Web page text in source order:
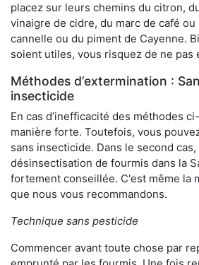
placez sur leurs chemins du citron,
vinaigre de cidre, du marc de café
cannelle ou du piment de Cayenne.
soient utiles, vous risquez de ne pas
Méthodes d’extermination :
insecticide
En cas d’inefficacité des méthodes
manière forte. Toutefois, vous
sans insecticide. Dans le second
désinsectisation de fourmis dans la
fortement conseillée. C'est même la
que nous vous recommandons.
Technique sans pesticide
Commencer avant toute chose par